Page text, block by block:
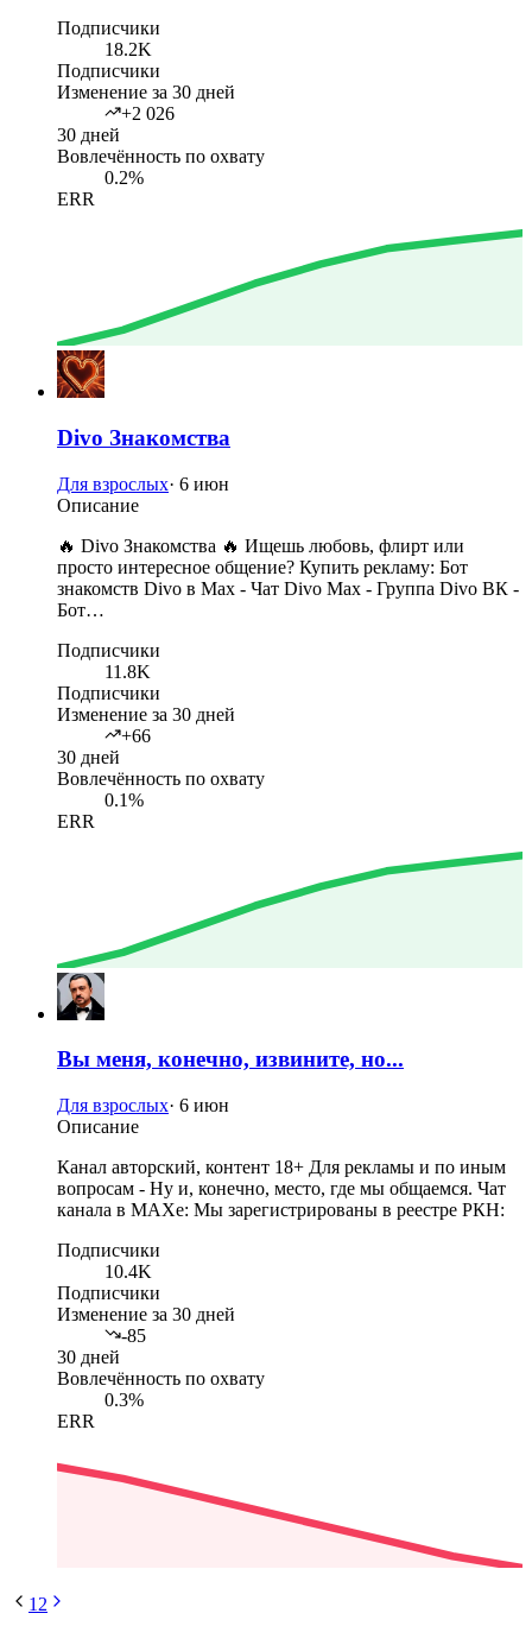
Подписчики
18.2K
Подписчики
Изменение за 30 дней
+2 026
30 дней
Вовлечённость по охвату
0.2%
ERR
Divo Знакомства
Для взрослых· 6 июн
Описание
🔥 Divo Знакомства 🔥 Ищешь любовь, флирт или
просто интересное общение? Купить рекламу: Бот
знакомств Divo в Max - Чат Divo Max - Группа Divo ВК -
Бот…
Подписчики
11.8K
Подписчики
Изменение за 30 дней
+66
30 дней
Вовлечённость по охвату
0.1%
ERR
Вы меня, конечно, извините, но...
Для взрослых· 6 июн
Описание
Канал авторский, контент 18+ Для рекламы и по иным
вопросам - Ну и, конечно, место, где мы общаемся. Чат
канала в МАХе: Мы зарегистрированы в реестре РКН:
Подписчики
10.4K
Подписчики
Изменение за 30 дней
-85
30 дней
Вовлечённость по охвату
0.3%
ERR
1 2